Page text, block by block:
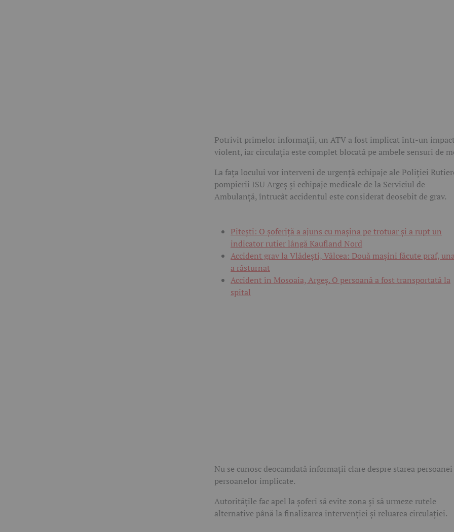
Potrivit primelor informații, un ATV a fost implicat într-un
violent, iar circulația este complet blocată pe ambele sensuri de
La fața locului vor interveni de urgență echipaje ale Poliției
pompierii ISU Argeș și echipaje medicale de la Serviciul de
Ambulanță, întrucât accidentul este considerat deosebit de grav.
Pitești: O șoferiță a ajuns cu mașina pe trotuar și a rupt un
indicator rutier lângă Kaufland Nord
Accident grav la Vlădești, Vâlcea: Două mașini făcute praf,
a răsturnat
Accident în Mosoaia, Argeș. O persoană a fost transportată la
spital
Nu se cunosc deocamdată informații clare despre starea persoanei
persoanelor implicate.
Autoritățile fac apel la șoferi să evite zona și să urmeze rutele
alternative până la finalizarea intervenției și reluarea circulației.